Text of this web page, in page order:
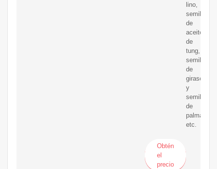
lino,
semilla
de
aceite
de
tung,
semilla
de
girasol
y
semilla
de
palma,
etc.
Obtén
el
precio